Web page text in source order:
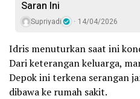
Saran Ini
Supriyadi 14/04/2026
Idris menuturkan saat ini
Dari keterangan keluarga,
Depok ini terkena serangan
dibawa ke rumah sakit.